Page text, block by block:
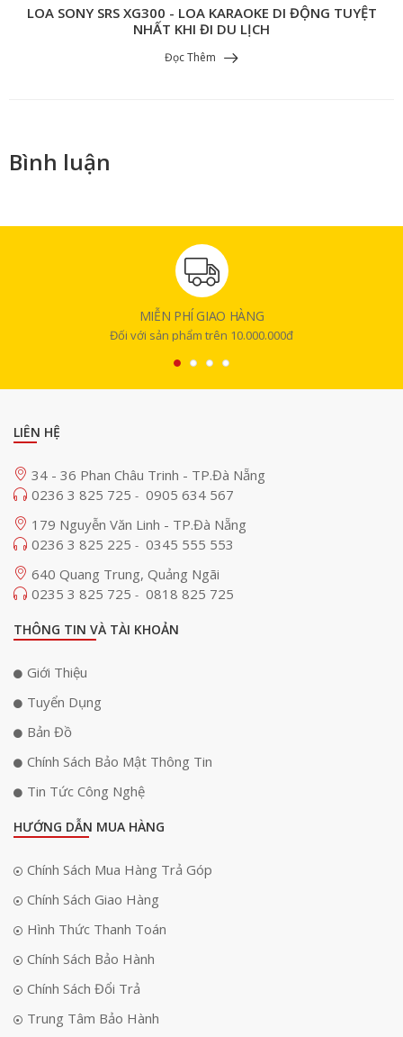
LOA SONY SRS XG300 - LOA KARAOKE DI ĐỘNG TUYỆT
NHẤT KHI ĐI DU LỊCH
Đọc Thêm
Bình luận
MIỄN PHÍ GIAO HÀNG
Đối với sản phẩm trên 10.000.000đ
LIÊN HỆ
34 - 36 Phan Châu Trinh - TP.Đà Nẵng
0236 3 825 725 - 0905 634 567
179 Nguyễn Văn Linh - TP.Đà Nẵng
0236 3 825 225 - 0345 555 553
640 Quang Trung, Quảng Ngãi
0235 3 825 725 - 0818 825 725
THÔNG TIN VÀ TÀI KHOẢN
Giới Thiệu
Tuyển Dụng
Bản Đồ
Chính Sách Bảo Mật Thông Tin
Tin Tức Công Nghệ
HƯỚNG DẪN MUA HÀNG
Chính Sách Mua Hàng Trả Góp
Chính Sách Giao Hàng
Hình Thức Thanh Toán
Chính Sách Bảo Hành
Chính Sách Đổi Trả
Trung Tâm Bảo Hành